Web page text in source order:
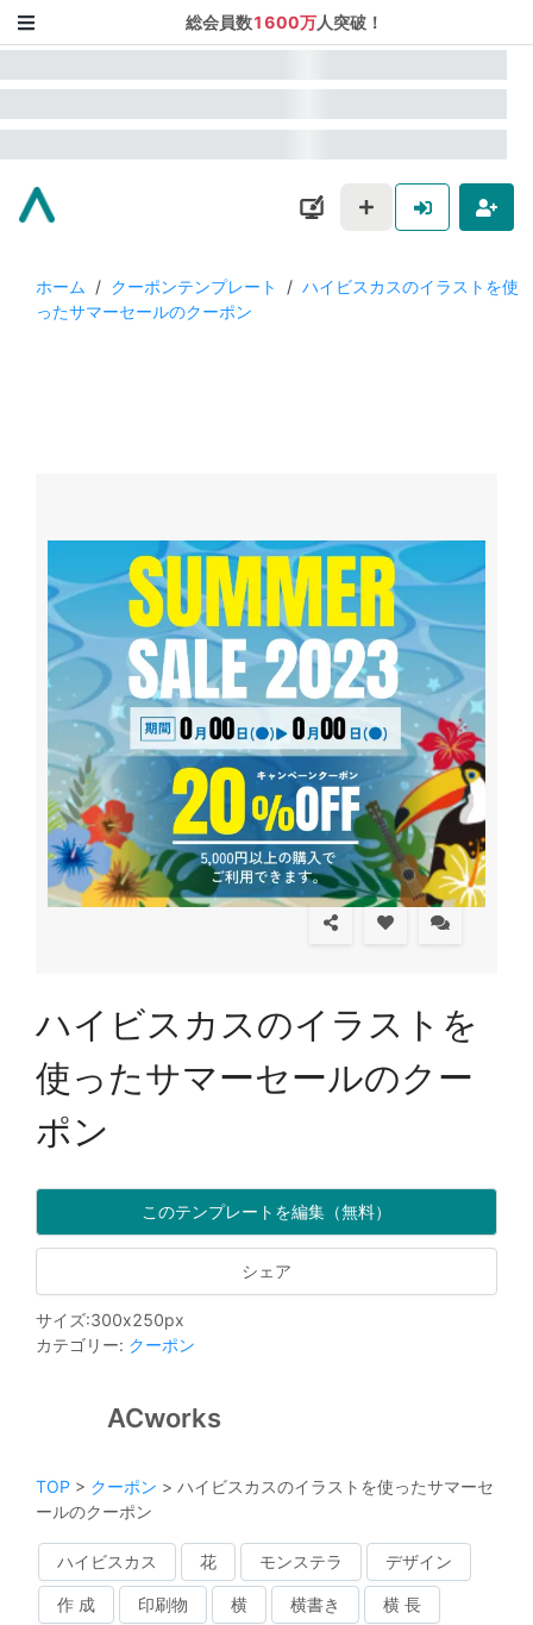
総会員数1600万人突破！
ホーム / クーポンテンプレート / ハイビスカスのイラストを使
ったサマーセールのクーポン
ハイビスカスのイラストを
使ったサマーセールのクー
ポン
このテンプレートを編集（無料）
シェア
サイズ:300x250px
カテゴリー: クーポン
ACworks
TOP > クーポン > ハイビスカスのイラストを使ったサマーセ
ールのクーポン
ハイビスカス 花 モンステラ デザイン
作 成 印刷物 横 横書き 横 長